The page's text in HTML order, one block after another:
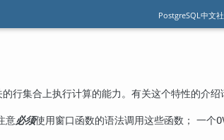
PostgreSQL中文
行集合上执行计算的能力。有关这个特性的介绍
意必须使用窗口函数的语法调用这些函数； 一个